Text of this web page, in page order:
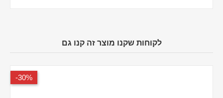
לקוחות שקנו מוצר זה קנו גם
30%-